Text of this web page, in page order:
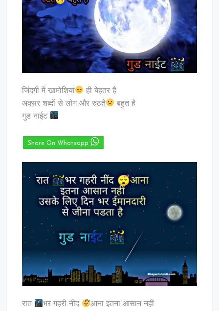
जिंदगी में खामोशियां
ही बेहतर है
अक्सर शब्दों से लोग और रुठते
बहुत है
गुड नाईट
Share On Whatsapp
रात भर गहरी नींद
आना इतना आसान नहीं